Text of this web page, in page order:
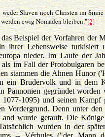
Slaven noch Christen im
ewig Nomaden bleiben."[2]
Beispiel der Vorfahren der
ihrer Lebensweise
nieder. Im Laufe der
als im Fall der Protobulgaren
stammen die Ahnen Hunor
ein Brudervolk und in dem
Pannonien gegründet worden
1095) und seinen
Vordergrund. Denn unter
wurde getauft. Die
wurden in der
-- Vérbules ("der Mann